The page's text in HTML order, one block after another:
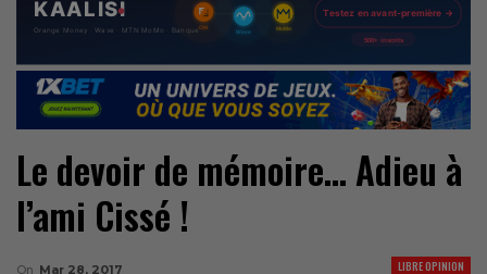
Le devoir de mémoire… Adieu à
l’ami Cissé !
LIBRE OPINION
On Mar 28, 2017